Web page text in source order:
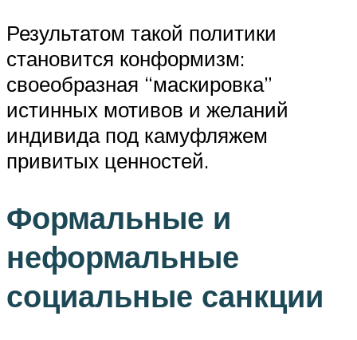
Результатом такой политики
становится конформизм:
своеобразная “маскировка”
истинных мотивов и желаний
индивида под камуфляжем
привитых ценностей.
Формальные и
неформальные
социальные санкции